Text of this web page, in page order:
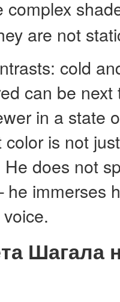
complex
are not
cold
can be
in a state
is not
does not
immerses
Шагала